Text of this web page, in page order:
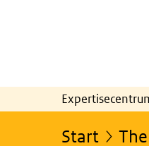
Start